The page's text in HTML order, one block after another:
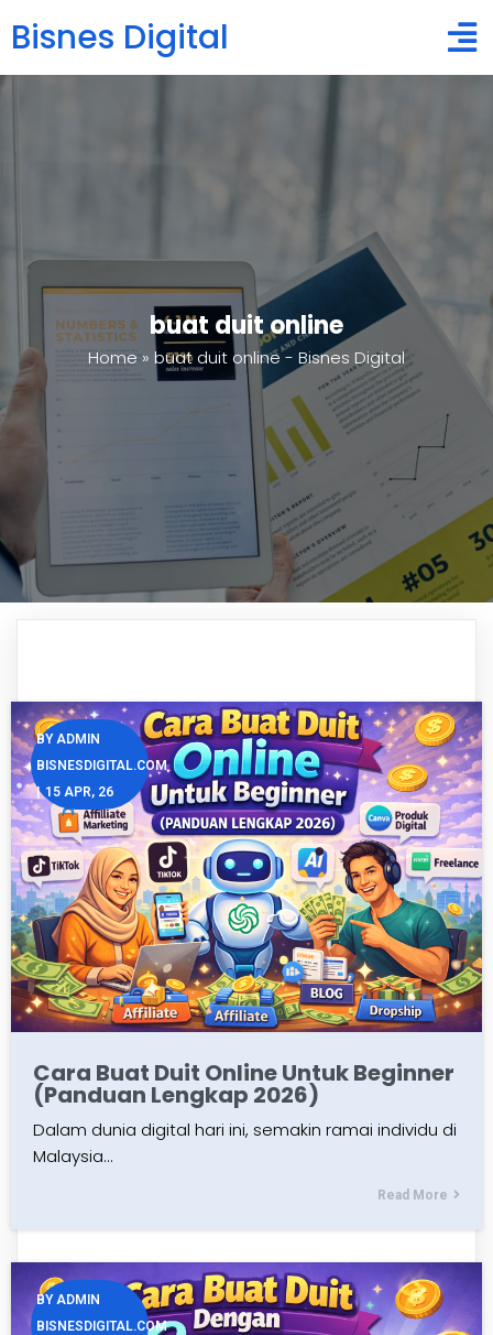
Bisnes Digital
buat duit online
Home » buat duit online - Bisnes Digital
Cara Buat Duit Online Untuk Beginner
(Panduan Lengkap 2026)
BYADMIN
BISNESDIGITAL.COM
| 15 APR, 26
Dalam dunia digital hari ini, semakin ramai individu di
Malaysia…
Read More
BY ADMIN
BISNESDIGITAL.COM